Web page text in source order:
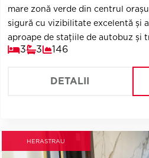
mare zonă verde din centrul
sigură cu vizibilitate excelentă și
aproape de stațiile de autobuz și
3 3 146
DETALII
HERASTRAU